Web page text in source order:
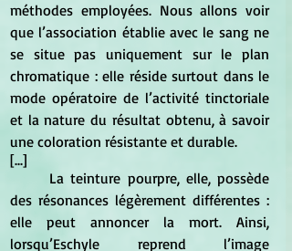
méthodes employées. Nous allons voir
que l’association établie avec le sang ne
se situe pas uniquement sur le plan
chromatique : elle réside surtout dans le
mode opératoire de l’activité tinctoriale
et la nature du résultat obtenu, à savoir
une coloration résistante et durable.
[...]
des résonances légèrement différentes :
elle peut annoncer la mort. Ainsi,
lorsqu’Eschyle reprend l’image